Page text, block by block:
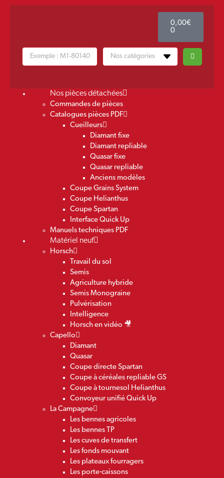
0,00€
0
Nos pièces détachées
Commandes de pièces
Catalogues pièces PDF
Cueilleurs
Diamant fixe
Diamant repliable
Quasar fixe
Quasar repliable
Anciens modèles
Coupe Grains System
Coupe Helianthus
Coupe Spartan
Interface Quick Up
Manuels techniques PDF
Matériel neuf
Horsch
Travail du sol
Semis
Agriculture hybride
Semis Monograine
Pulvérisation
Intelligence
Horsch en vidéo 🎥
Capello
Diamant
Quasar
Coupe directe Spartan
Coupe à céréales repliable GS
Coupe à tournesol Helianthus
Convoyeur unifié Quick Up
La Campagne
Les bennes agricoles
Les bennes TP
Les cuves de transfert
Les fonds mouvant
Les plateaux fourragers
Les porte-caissons